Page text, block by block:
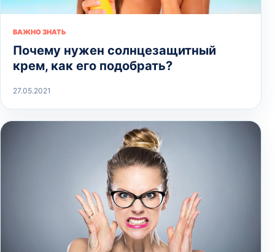
ВАЖНО ЗНАТЬ
Почему нужен солнцезащитный
крем, как его подобрать?
27.05.2021